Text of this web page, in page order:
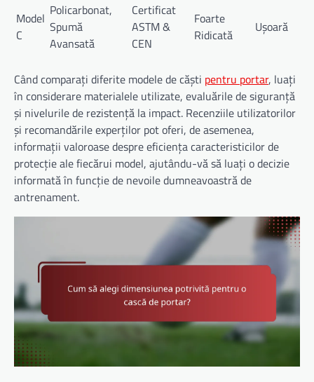
Model
C
Policarbonat,
Spumă
Avansată
Certificat
ASTM &
CEN
Foarte
Ridicată
Ușoară
Când comparați diferite modele de căști pentru portar, luați
în considerare materialele utilizate, evaluările de siguranță
și nivelurile de rezistență la impact. Recenziile utilizatorilor
și recomandările experților pot oferi, de asemenea,
informații valoroase despre eficiența caracteristicilor de
protecție ale fiecărui model, ajutându-vă să luați o decizie
informată în funcție de nevoile dumneavoastră de
antrenament.